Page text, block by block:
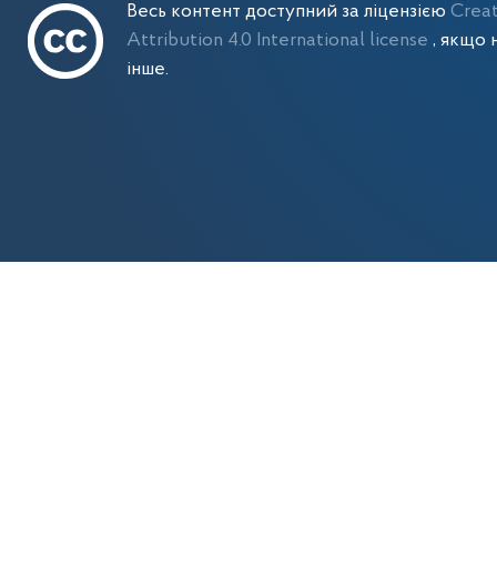
Весь контент доступний за ліцензією
Attribution 4.0 International license, якщо
інше.